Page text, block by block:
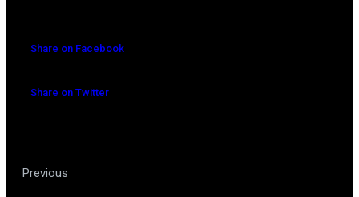
Share on Facebook
Share on Twitter
Previous